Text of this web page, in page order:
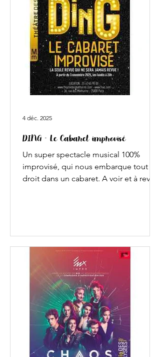
DING - Le Cabaret improvisé
Un super spectacle musical 100%
improvisé, qui nous embarque tout
droit dans un cabaret. A voir et à revoir
cabaret improvisé ! Sur scène, 3
musiciens, 5 comédiens / chanteurs et
un dessinateur nous proposent de
composer en direct des numéros
pluridisciplinaires, en fonction des
propositions du public. Le tout dans
une ambiance pailletée. A
4 déc. 2025